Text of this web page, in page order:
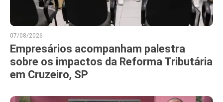
07/08/2026
Empresários acompanham palestra
sobre os impactos da Reforma Tributária
em Cruzeiro, SP